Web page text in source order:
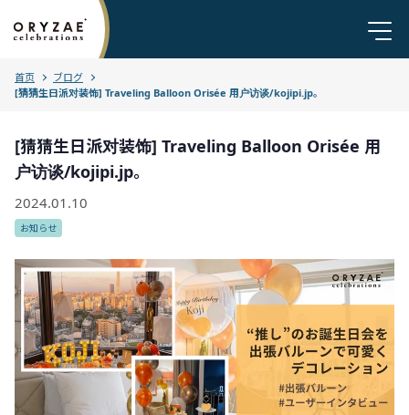
首页
ブログ
[猜猜生日派对装饰] Traveling Balloon Orisée 用户访谈/kojipi.jp。
[猜猜生日派对装饰] Traveling Balloon Orisée 用
户访谈/kojipi.jp。
2024.01.10
お知らせ